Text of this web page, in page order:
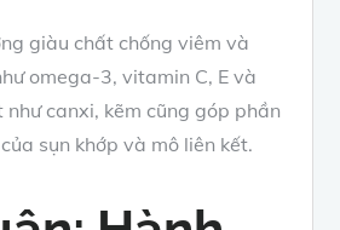
giàu chất chống viêm và
omega-3, vitamin C, E và
như canxi, kẽm cũng góp phần
sụn khớp và mô liên kết.